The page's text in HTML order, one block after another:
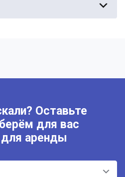
Оставьте
для вас
аренды